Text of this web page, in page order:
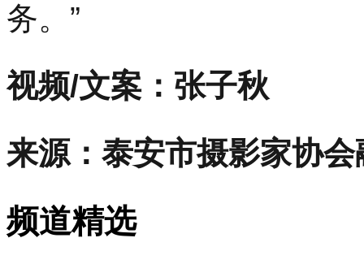
务。”
视频/文案：张子秋
来源：泰安市摄影家协
频道精选